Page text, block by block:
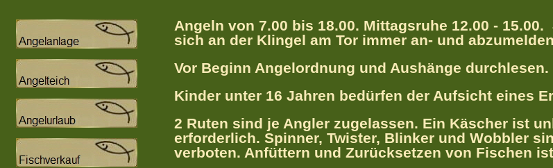
Angeln von 7.00 bis 18.00. Mittagsruhe 12.00 -
sich an der Klingel am Tor immer an- und
Vor Beginn Angelordnung und Aushänge durchlesen.
Kinder unter 16 Jahren bedürfen der Aufsicht eines
2 Ruten sind je Angler zugelassen. Ein Käscher ist
erforderlich. Spinner, Twister, Blinker und Wobbler
verboten. Anfüttern und Zurücksetzen von Fischen